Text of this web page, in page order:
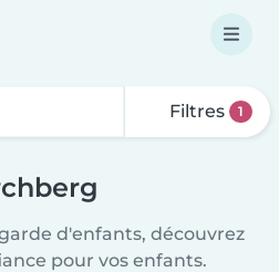
Filtres 1
d'enfants, découvrez
pour vos enfants.